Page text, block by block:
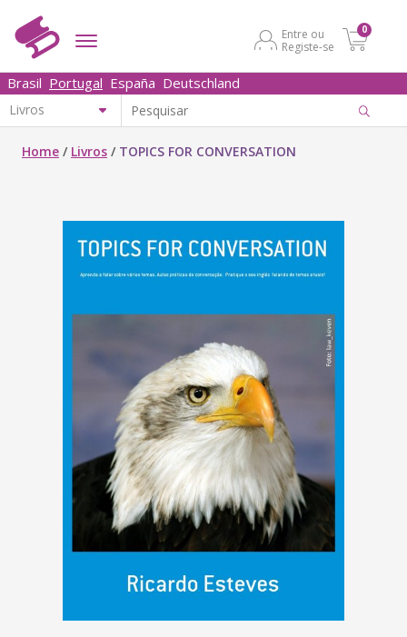
Entre ou
Registe-se
0
Brasil Portugal España Deutschland
Home / Livros / TOPICS FOR CONVERSATION